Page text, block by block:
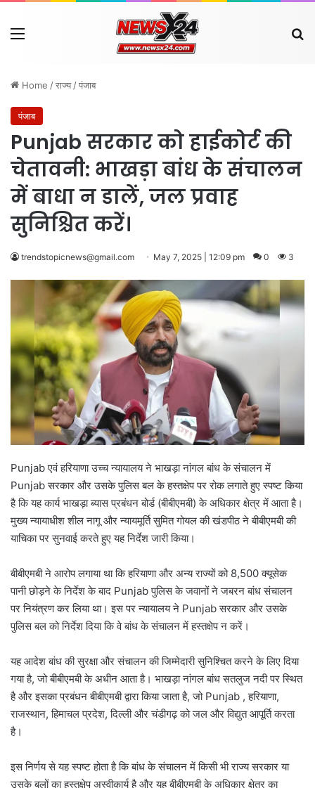
Menu
Home /राज्य /पंजाब
पंजाब
Punjab सरकार को हाईकोर्ट की
चेतावनी: भाखड़ा बांध के संचालन
में बाधा न डालें, जल प्रवाह
सुनिश्चित करें।
trendstopicnews@gmail.com May 7, 2025 | 12:09 pm 0 3
Punjab एवं हरियाणा उच्च न्यायालय ने भाखड़ा नांगल बांध के संचालन में
Punjab सरकार और उसके पुलिस बल के हस्तक्षेप पर रोक लगाते हुए स्पष्ट किया
है कि यह कार्य भाखड़ा ब्यास प्रबंधन बोर्ड (बीबीएमबी) के अधिकार क्षेत्र में आता है।
मुख्य न्यायाधीश शील नागू और न्यायमूर्ति सुमित गोयल की खंडपीठ ने बीबीएमबी की
याचिका पर सुनवाई करते हुए यह निर्देश जारी किया।
बीबीएमबी ने आरोप लगाया था कि हरियाणा और अन्य राज्यों को 8,500 क्यूसेक
पानी छोड़ने के निर्देश के बाद Punjab पुलिस के जवानों ने जबरन बांध संचालन
पर नियंत्रण कर लिया था। इस पर न्यायालय ने Punjab सरकार और उसके
पुलिस बल को निर्देश दिया कि वे बांध के संचालन में हस्तक्षेप न करें।
यह आदेश बांध की सुरक्षा और संचालन की जिम्मेदारी सुनिश्चित करने के लिए दिया
गया है, जो बीबीएमबी के अधीन आता है। भाखड़ा नांगल बांध सतलुज नदी पर स्थित
है और इसका प्रबंधन बीबीएमबी द्वारा किया जाता है, जो Punjab , हरियाणा,
राजस्थान, हिमाचल प्रदेश, दिल्ली और चंडीगढ़ को जल और विद्युत आपूर्ति करता
है।
इस निर्णय से यह स्पष्ट होता है कि बांध के संचालन में किसी भी राज्य सरकार या
उसके बलों का हस्तक्षेप अस्वीकार्य है और यह बीबीएमबी के अधिकार क्षेत्र का